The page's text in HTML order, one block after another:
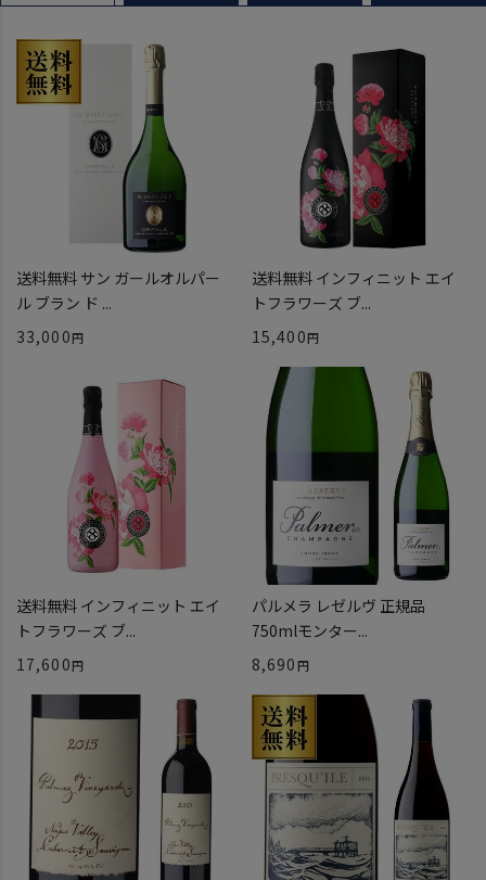
送料無料 サン ガールオルパー
ル ブラン ド ...
33,000
送料無料 インフィニット エイ
トフラワーズ ブ...
15,400
送料無料 インフィニット エイ
トフラワーズ ブ...
17,600
パルメラ レゼルヴ 正規品
750mlモンター...
8,690